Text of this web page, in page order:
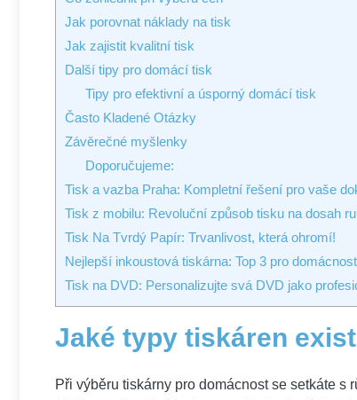
Jak porovnat náklady na tisk
Jak zajistit kvalitní tisk
Další tipy pro domácí tisk
Tipy pro efektivní a úsporný domácí tisk
Často Kladené Otázky
Závěrečné myšlenky
Doporučujeme:
Tisk a vazba Praha: Kompletní řešení pro vaše
Tisk z mobilu: Revoluční způsob tisku na dosah
Tisk Na Tvrdý Papír: Trvanlivost, která ohromí!
Nejlepší inkoustová tiskárna: Top 3 pro
Tisk na DVD: Personalizujte svá DVD jako
Jaké typy tiskáren
Při výběru tiskárny pro domácnost se setkáte s